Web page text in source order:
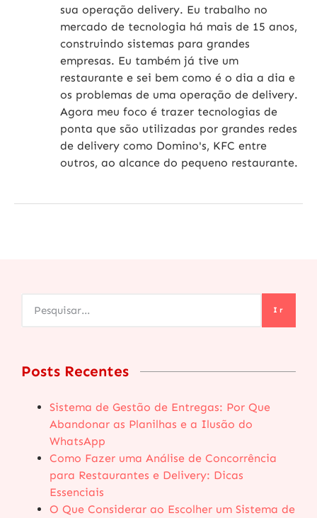
sua operação delivery. Eu trabalho no
mercado de tecnologia há mais de 15 anos,
construindo sistemas para grandes
empresas. Eu também já tive um
restaurante e sei bem como é o dia a dia e
os problemas de uma operação de delivery.
Agora meu foco é trazer tecnologias de
ponta que são utilizadas por grandes redes
de delivery como Domino's, KFC entre
outros, ao alcance do pequeno restaurante.
Ir
Posts Recentes
Sistema de Gestão de Entregas: Por Que
Abandonar as Planilhas e a Ilusão do
WhatsApp
Como Fazer uma Análise de Concorrência
para Restaurantes e Delivery: Dicas
Essenciais
O Que Considerar ao Escolher um Sistema de